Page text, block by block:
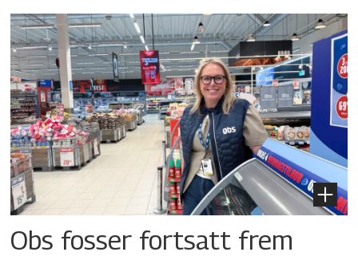
Obs fosser fortsatt frem